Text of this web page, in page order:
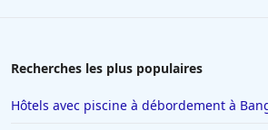
Hôtels à Salou
Recherches les plus populaires
Hôtels avec piscine à débordement à